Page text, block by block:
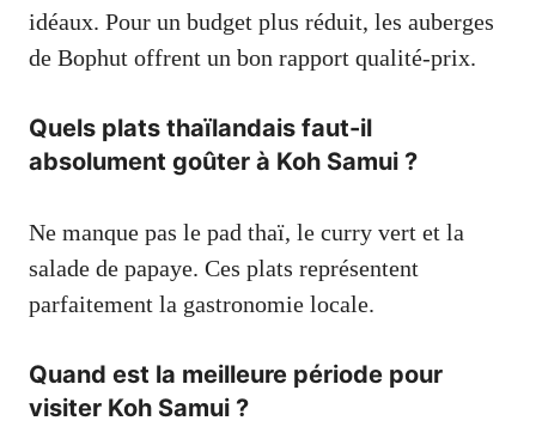
idéaux. Pour un budget plus réduit, les auberges
de Bophut offrent un bon rapport qualité-prix.
Quels plats thaïlandais faut-il
absolument goûter à Koh Samui ?
Ne manque pas le pad thaï, le curry vert et la
salade de papaye. Ces plats représentent
parfaitement la gastronomie locale.
Quand est la meilleure période pour
visiter Koh Samui ?